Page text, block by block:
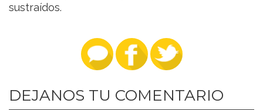
sustraídos.
DEJANOS TU COMENTARIO